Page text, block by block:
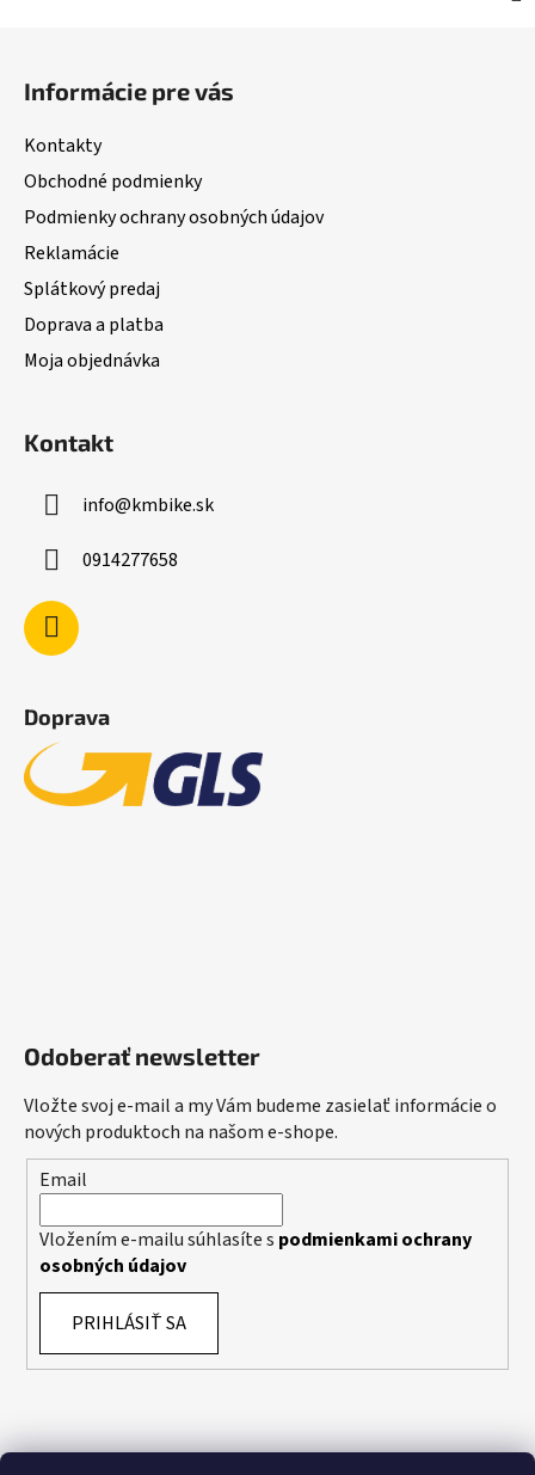
Informácie pre vás
Kontakty
Obchodné podmienky
Podmienky ochrany osobných údajov
Reklamácie
Splátkový predaj
Doprava a platba
Moja objednávka
Kontakt
info@kmbike.sk
0914277658
Doprava
Odoberať newsletter
Vložte svoj e-mail a my Vám budeme zasielať informácie o
nových produktoch na našom e-shope.
Email
Vložením e-mailu súhlasíte s podmienkami ochrany
osobných údajov
PRIHLÁSIŤ SA